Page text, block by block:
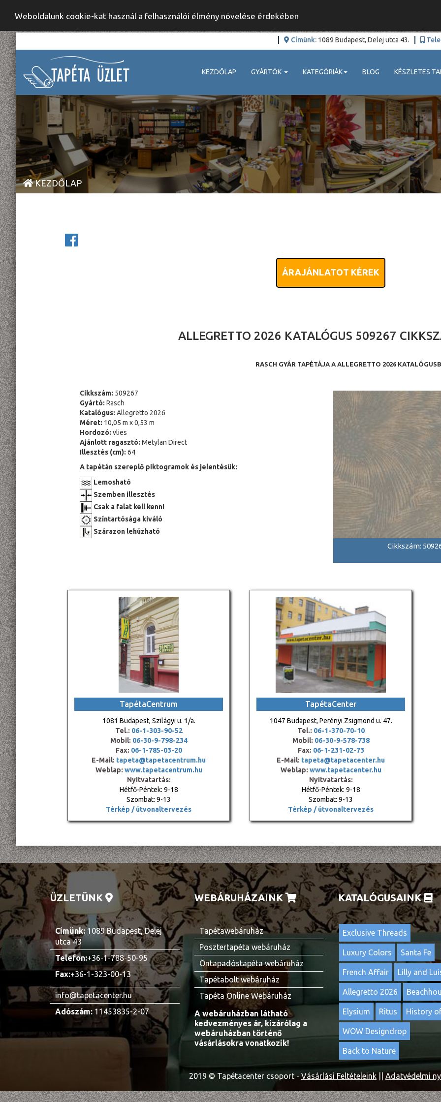
Weboldalunk cookie-kat használ a felhasználói élmény növelése érdekében
Címünk: 1089 Budapest, Delej utca 43.
KEZDŐLAP GYÁRTÓK KATEGÓRIÁK BLOG KÉSZLETES
KEZDŐLAP
ÁRAJÁNLATOT KÉREK
ALLEGRETTO 2026 KATALÓGUS 509267
RASCH GYÁR TAPÉTÁJA A ALLEGRETTO 2026
Cikkszám: 509267
Gyártó: Rasch
Katalógus: Allegretto 2026
Méret: 10,05 m x 0,53 m
Hordozó: vlies
Ajánlott ragasztó: Metylan Direct
Illesztés (cm): 64
A tapétán szereplő piktogramok és jelentésük:
Lemosható
Szemben illesztés
Csak a falat kell kenni
Színtartósága kiváló
Szárazon lehúzható
Cikkszám:
TapétaCentrum
1081 Budapest, Szilágyi u. 1/a.
Tel.: 06-1-303-90-52
Mobil: 06-30-9-798-234
Fax: 06-1-785-03-20
E-Mail: tapeta@tapetacentrum.hu
Weblap: www.tapetacentrum.hu
Nyitvatartás:
Hétfő-Péntek: 9-18
Szombat: 9-13
Térkép / útvonaltervezés
TapétaCenter
1047 Budapest, Perényi Zsigmond u. 47.
Tel.: 06-1-370-70-10
Mobil: 06-30-9-578-738
Fax: 06-1-231-02-73
E-Mail: tapeta@tapetacenter.hu
Weblap: www.tapetacenter.hu
Nyitvatartás:
Hétfő-Péntek: 9-18
Szombat: 9-13
Térkép / útvonaltervezés
ÜZLETÜNK
Címünk: 1089 Budapest, Delej
utca 43
Telefon:+36-1-788-50-95
Fax:+36-1-323-00-13
info@tapetacenter.hu
Adószám: 11453835-2-07
WEBÁRUHÁZAINK
Tapétawebáruház
Posztertapéta webáruház
Öntapadóstapéta webáruház
Tapétabolt webáruház
Tapéta Online Webáruház
A webáruházban látható
kedvezményes ár, kizárólag a
webáruházban történő
vásárlásokra vonatkozik!
KATALÓGUSAINK
Exclusive Threads
Luxury Colors Santa Fe
French Affair Lilly and
Allegretto 2026
Elysium Ritus History
WOW Designdrop
Back to Nature
2019 © Tapétacenter csoport -Vásárlási Feltételeink Adatvédelmi